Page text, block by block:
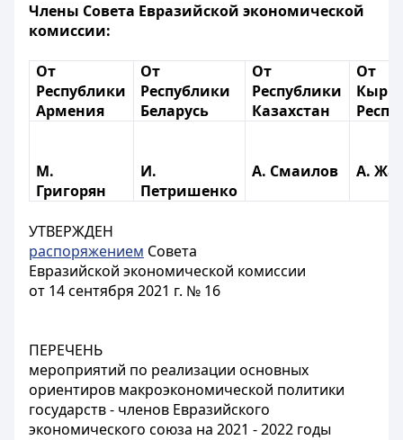
Члены Совета Евразийской экономической
комиссии:
От
Республики
Армения
От
Республики
Беларусь
От
Республики
Казахстан
От
М.
Григорян
И.
Петришенко
А. Смаилов А.
УТВЕРЖДЕН
распоряжением Совета
Евразийской экономической комиссии
от 14 сентября 2021 г. № 16
ПЕРЕЧЕНЬ
мероприятий по реализации основных
ориентиров макроэкономической политики
государств - членов Евразийского
экономического союза на 2021 - 2022 годы